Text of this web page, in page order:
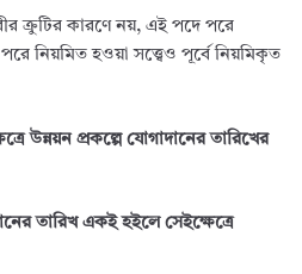
ক্রুটির কারণে নয়, এই পদে পরে
নিয়মিত হওয়া সত্ত্বেও পূর্বে নিয়মিকৃত
উন্নয়ন প্রকল্পে যোগাদানের তারিখের
তারিখ একই হইলে সেইক্ষেত্রে